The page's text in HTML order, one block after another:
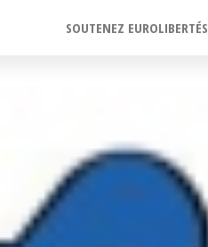
SOUTENEZ EUROLIBERTÉS